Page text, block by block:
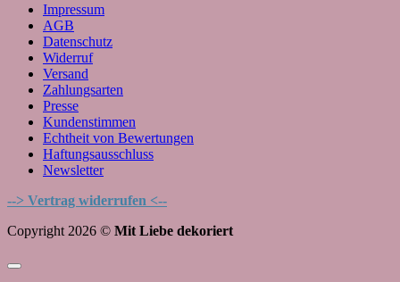
Impressum
AGB
Datenschutz
Widerruf
Versand
Zahlungsarten
Presse
Kundenstimmen
Echtheit von Bewertungen
Haftungsausschluss
Newsletter
--> Vertrag widerrufen <--
Copyright 2026 © Mit Liebe dekoriert